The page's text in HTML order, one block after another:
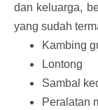
dan keluarga,
yang sudah
Kambing
Lontong
Sambal
Peralatan